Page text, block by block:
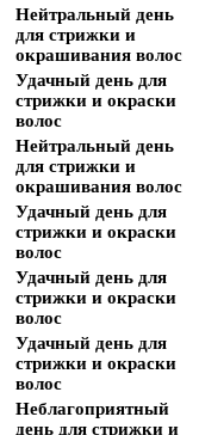
Нейтральный день
для стрижки и
окрашивания волос
Удачный день для
стрижки и окраски
волос
Нейтральный день
для стрижки и
окрашивания волос
Удачный день для
стрижки и окраски
волос
Удачный день для
стрижки и окраски
волос
Удачный день для
стрижки и окраски
волос
Неблагоприятный
день для стрижки и